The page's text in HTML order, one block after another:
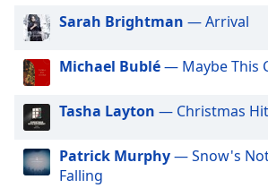
Fullscreen
This
modal
window.
Beginning
Sarah Brightman — Arrival
Michael Bublé— Maybe This
Tasha Layton — Christmas
Patrick Murphy— Snow's
Falling